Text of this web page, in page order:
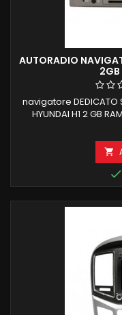
AUTORADIO
2GB
navigatore DEDICATO
HYUNDAI H1 2 GB
MIRRORLINK
INTEGRATO

